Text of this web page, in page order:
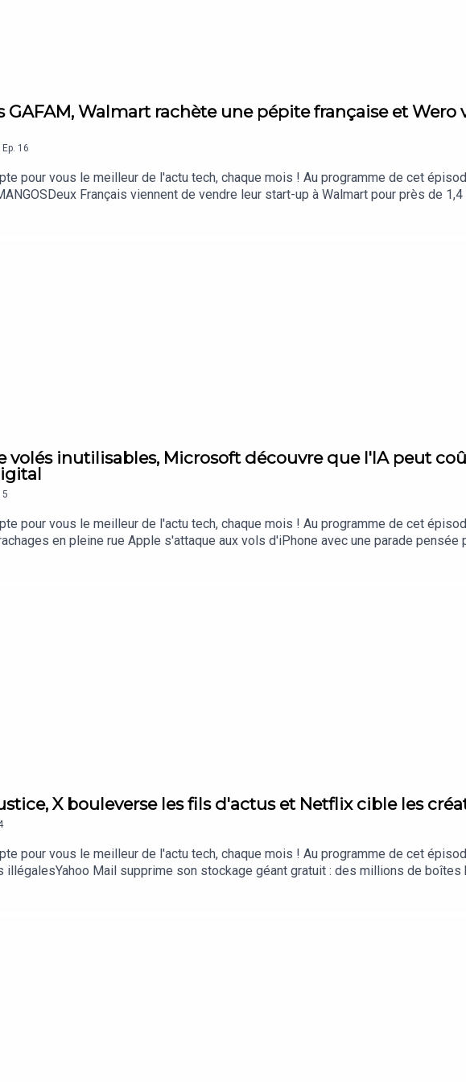
GAFAM, Walmart rachète une pépite française et Wero
Ep. 16
pour vous le meilleur de l'actu tech, chaque mois ! Au programme de cet
Français viennent de vendre leur start-up à Walmart pour près de
plus de 250 000 cartes d'identité et passeports français concernésLe
crééeCette nouvelle arnaque Wero fait des ravages sur les ventes entre
volés inutilisables, Microsoft découvre que l'IA peut
pour vous le meilleur de l'actu tech, chaque mois ! Au programme de cet
en pleine rue Apple s'attaque aux vols d'iPhone avec une parade pensée
internautes face à l'IA de Google DuckDuckGo capitalise sur le ras-le-bol des
plus cher qu'un salariéÉtude : les Français se tournent massivement vers l'IA
générée par IA et entend bien la monétiser Spotify assume la musique
Siècle Digital et abonnez-vous au podcast Culture Numérique pour ne
X bouleverse les fils d'actus et Netflix cible les
pour vous le meilleur de l'actu tech, chaque mois ! Au programme de cet
illégalesYahoo Mail supprime son stockage géant gratuit : des millions de
en FranceLe vol d'identifiants explose, plus d'un million de comptes bancaires
le site ferméDire "merci" à une IA ne serait peut-être pas si inutile selon